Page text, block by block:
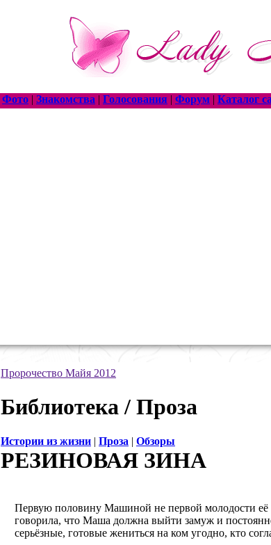
Фото | Знакомства | Голосования | Форум | Каталог
Пророчество Майя 2012
Библиотека / Проза
Истории из жизни | Проза | Обзоры
РЕЗИНОВАЯ ЗИНА
Первую половину Машиной не первой молодости
говорила, что Маша должна выйти замуж и
серьёзные, готовые жениться на ком угодно, кто